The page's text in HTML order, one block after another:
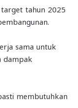
tahun 2025
sama untuk
dampak
membutuhkan